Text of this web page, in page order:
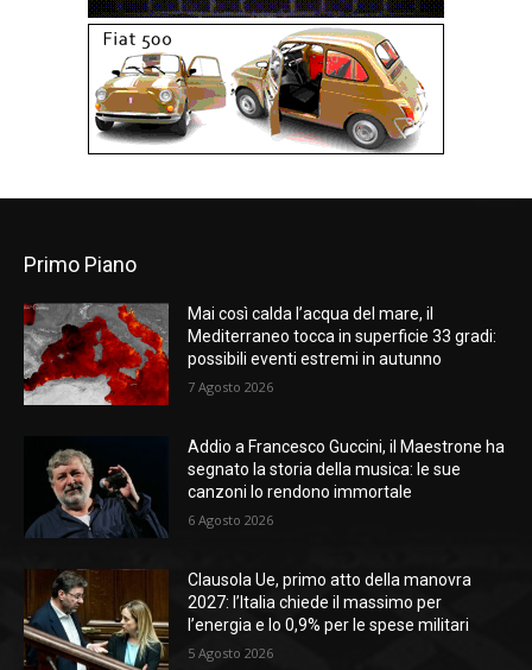
Primo Piano
Mai così calda l’acqua del mare, il
Mediterraneo tocca in superficie 33 gradi:
possibili eventi estremi in autunno
7 Agosto 2026
Addio a Francesco Guccini, il Maestrone ha
segnato la storia della musica: le sue
canzoni lo rendono immortale
6 Agosto 2026
Clausola Ue, primo atto della manovra
2027: l’Italia chiede il massimo per
l’energia e lo 0,9% per le spese militari
5 Agosto 2026